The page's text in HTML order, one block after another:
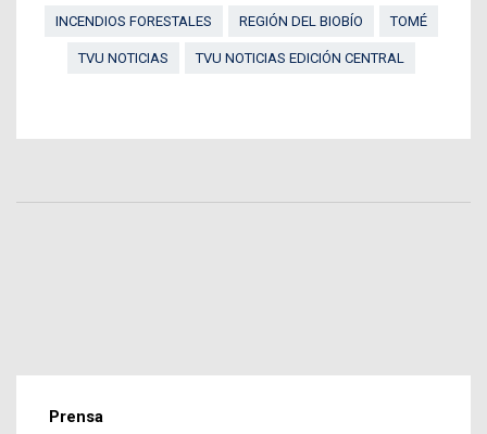
INCENDIOS FORESTALES
REGIÓN DEL BIOBÍO TOMÉ
TVU NOTICIAS TVU NOTICIAS EDICIÓN CENTRAL
Prensa